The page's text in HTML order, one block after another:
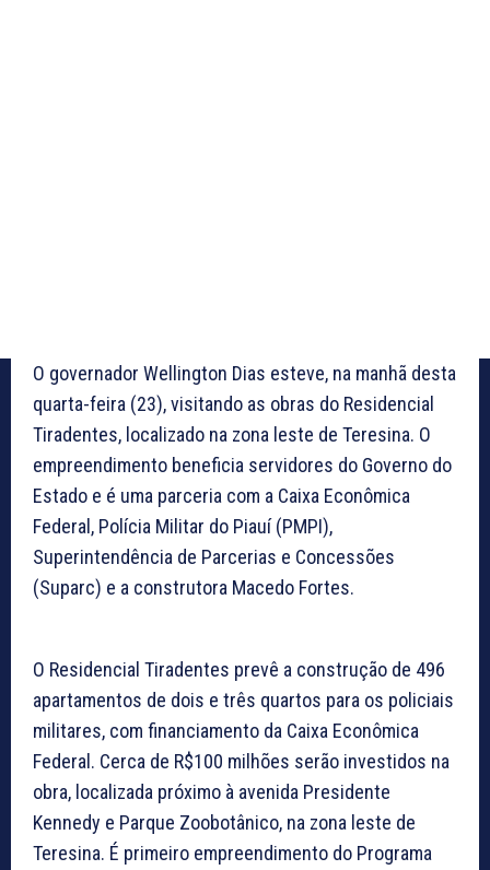
O governador Wellington Dias esteve, na manhã desta
quarta-feira (23), visitando as obras do Residencial
Tiradentes, localizado na zona leste de Teresina. O
empreendimento beneficia servidores do Governo do
Estado e é uma parceria com a Caixa Econômica
Federal, Polícia Militar do Piauí (PMPI),
Superintendência de Parcerias e Concessões
(Suparc) e a construtora Macedo Fortes.
O Residencial Tiradentes prevê a construção de 496
apartamentos de dois e três quartos para os policiais
militares, com financiamento da Caixa Econômica
Federal. Cerca de R$100 milhões serão investidos na
obra, localizada próximo à avenida Presidente
Kennedy e Parque Zoobotânico, na zona leste de
Teresina. É primeiro empreendimento do Programa